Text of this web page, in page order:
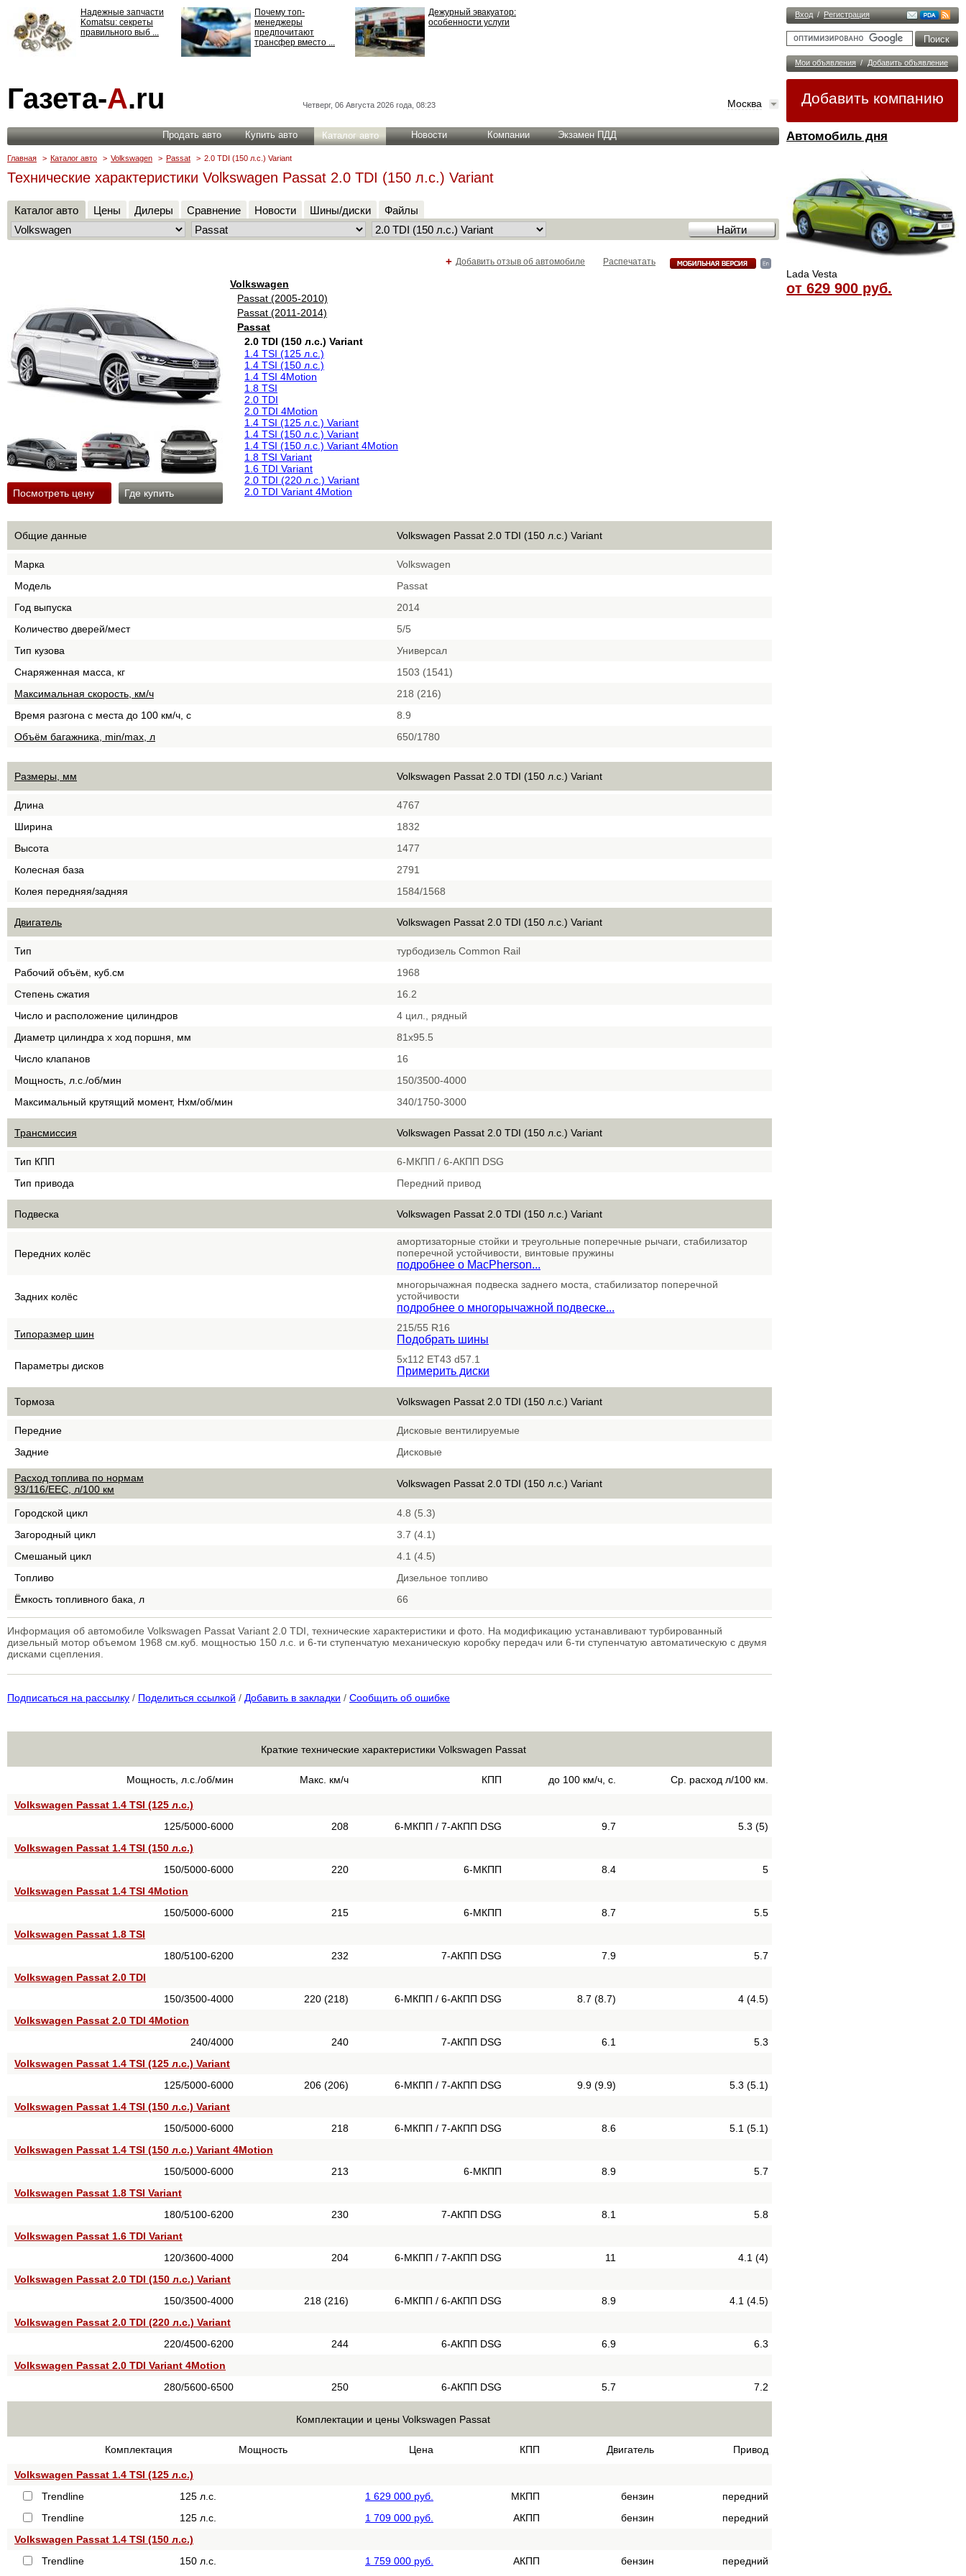
Вход / Регистрация
Мои объявления / Добавить объявление
Добавить компанию
Автомобиль дня
Lada Vesta
от 629 900 руб.
Надежные запчасти
Komatsu: секреты
правильного выб ...
Почему топ-
менеджеры
предпочитают
трансфер вместо ...
Дежурный эвакуатор:
особенности услуги
ответственности: все,
что нужно знать ...
Газета-А.ru Четверг, 06 Августа 2026 года, 08:23 Москва
Продать авто Купить авто Каталог авто Новости Компании Экзамен ПДД
Главная > Каталог авто > Volkswagen > Passat > 2.0 TDI (150 л.с.) Variant
Технические характеристики Volkswagen Passat 2.0 TDI (150 л.с.) Variant
Каталог авто Цены Дилеры Сравнение Новости Шины/диски Файлы
Распечатать
+ Добавить отзыв об автомобиле
Посмотреть цену Где купить
Volkswagen
Passat (2005-2010)
Passat (2011-2014)
Passat
2.0 TDI (150 л.с.) Variant
1.4 TSI (125 л.с.)
1.4 TSI (150 л.с.)
1.4 TSI 4Motion
1.8 TSI
2.0 TDI
2.0 TDI 4Motion
1.4 TSI (125 л.с.) Variant
1.4 TSI (150 л.с.) Variant
1.4 TSI (150 л.с.) Variant 4Motion
1.8 TSI Variant
1.6 TDI Variant
2.0 TDI (220 л.с.) Variant
2.0 TDI Variant 4Motion
Общие данные Volkswagen Passat 2.0 TDI (150 л.с.) Variant
Марка
Volkswagen
Модель
Passat
Год выпуска
2014
Количество дверей/мест
5/5
Тип кузова
Универсал
Снаряженная масса, кг
1503 (1541)
Максимальная скорость, км/ч
218 (216)
Время разгона с места до 100 км/ч, с
8.9
Объём багажника, min/max, л
650/1780
Размеры, мм Volkswagen Passat 2.0 TDI (150 л.с.) Variant
Длина
4767
Ширина
1832
Высота
1477
Колесная база
2791
Колея передняя/задняя
1584/1568
Двигатель Volkswagen Passat 2.0 TDI (150 л.с.) Variant
Тип
турбодизель Common Rail
Рабочий объём, куб.см
1968
Степень сжатия
16.2
Число и расположение цилиндров
4 цил., рядный
Диаметр цилиндра х ход поршня, мм
81x95.5
Число клапанов
16
Мощность, л.с./об/мин
150/3500-4000
Максимальный крутящий момент, Нхм/об/мин
340/1750-3000
Трансмиссия Volkswagen Passat 2.0 TDI (150 л.с.) Variant
Тип КПП
6-МКПП / 6-АКПП DSG
Тип привода
Передний привод
Подвеска Volkswagen Passat 2.0 TDI (150 л.с.) Variant
Передних колёс
амортизаторные стойки и треугольные поперечные рычаги, стабилизатор
поперечной устойчивости, винтовые пружины
подробнее о MacPherson...
Задних колёс
многорычажная подвеска заднего моста, стабилизатор поперечной
устойчивости
подробнее о многорычажной подвеске...
Типоразмер шин
215/55 R16
Подобрать шины
Параметры дисков
5x112 ET43 d57.1
Примерить диски
Тормоза Volkswagen Passat 2.0 TDI (150 л.с.) Variant
Передние
Дисковые вентилируемые
Задние
Дисковые
Расход топлива по нормам
93/116/EEC, л/100 км
Volkswagen Passat 2.0 TDI (150 л.с.) Variant
Городской цикл
4.8 (5.3)
Загородный цикл
3.7 (4.1)
Смешаный цикл
4.1 (4.5)
Топливо
Дизельное топливо
Ёмкость топливного бака, л
66
Информация об автомобиле Volkswagen Passat Variant 2.0 TDI, технические характеристики и фото. На модификацию устанавливают турбированный
дизельный мотор объемом 1968 см.куб. мощностью 150 л.с. и 6-ти ступенчатую механическую коробку передач или 6-ти ступенчатую автоматическую с двумя
дисками сцепления.
Подписаться на рассылку / Поделиться ссылкой / Добавить в закладки / Сообщить об ошибке
Краткие технические характеристики Volkswagen Passat
Мощность, л.с./об/мин Макс. км/ч КПП до 100 км/ч, с. Ср. расход л/100 км.
Volkswagen Passat 1.4 TSI (125 л.с.)
125/5000-6000
208 6-МКПП / 7-АКПП DSG 9.7
5.3 (5)
Volkswagen Passat 1.4 TSI (150 л.с.)
150/5000-6000
220 6-МКПП 8.4
5
Volkswagen Passat 1.4 TSI 4Motion
150/5000-6000
215 6-МКПП 8.7
5.5
Volkswagen Passat 1.8 TSI
180/5100-6200
232 7-АКПП DSG 7.9
5.7
Volkswagen Passat 2.0 TDI
150/3500-4000
220 (218) 6-МКПП / 6-АКПП DSG 8.7 (8.7)
4 (4.5)
Volkswagen Passat 2.0 TDI 4Motion
240/4000
240 7-АКПП DSG 6.1
5.3
Volkswagen Passat 1.4 TSI (125 л.с.) Variant
125/5000-6000
206 (206) 6-МКПП / 7-АКПП DSG 9.9 (9.9)
5.3 (5.1)
Volkswagen Passat 1.4 TSI (150 л.с.) Variant
150/5000-6000
218 6-МКПП / 7-АКПП DSG 8.6
5.1 (5.1)
Volkswagen Passat 1.4 TSI (150 л.с.) Variant 4Motion
150/5000-6000
213 6-МКПП 8.9
5.7
Volkswagen Passat 1.8 TSI Variant
180/5100-6200
230 7-АКПП DSG 8.1
5.8
Volkswagen Passat 1.6 TDI Variant
120/3600-4000
204 6-МКПП / 7-АКПП DSG 11
4.1 (4)
Volkswagen Passat 2.0 TDI (150 л.с.) Variant
150/3500-4000
218 (216) 6-МКПП / 6-АКПП DSG 8.9
4.1 (4.5)
Volkswagen Passat 2.0 TDI (220 л.с.) Variant
220/4500-6200
244 6-АКПП DSG 6.9
6.3
Volkswagen Passat 2.0 TDI Variant 4Motion
280/5600-6500
250 6-АКПП DSG 5.7 7.2
Комплектации и цены Volkswagen Passat
Комплектация Мощность Цена КПП Двигатель Привод
Volkswagen Passat 1.4 TSI (125 л.с.)
Trendline
125 л.с. 1 629 000 руб. МКПП бензин
передний
Trendline
125 л.с. 1 709 000 руб. АКПП бензин
передний
Volkswagen Passat 1.4 TSI (150 л.с.)
Trendline
150 л.с. 1 759 000 руб. АКПП бензин передний